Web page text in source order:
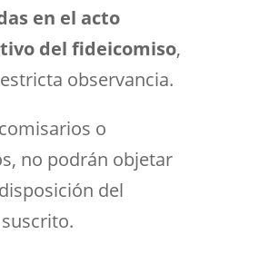
en el acto
del fideicomiso,
observancia.
o
no podrán objetar
del